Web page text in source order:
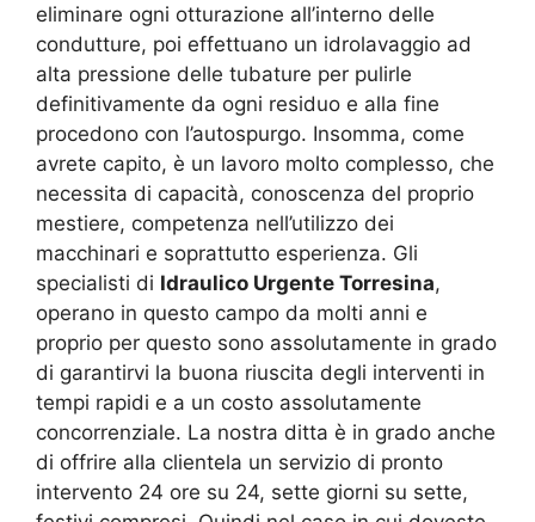
eliminare ogni otturazione all’interno delle
condutture, poi effettuano un idrolavaggio ad
alta pressione delle tubature per pulirle
definitivamente da ogni residuo e alla fine
procedono con l’autospurgo. Insomma, come
avrete capito, è un lavoro molto complesso, che
necessita di capacità, conoscenza del proprio
mestiere, competenza nell’utilizzo dei
macchinari e soprattutto esperienza. Gli
specialisti di Idraulico Urgente Torresina,
operano in questo campo da molti anni e
proprio per questo sono assolutamente in grado
di garantirvi la buona riuscita degli interventi in
tempi rapidi e a un costo assolutamente
concorrenziale. La nostra ditta è in grado anche
di offrire alla clientela un servizio di pronto
intervento 24 ore su 24, sette giorni su sette,